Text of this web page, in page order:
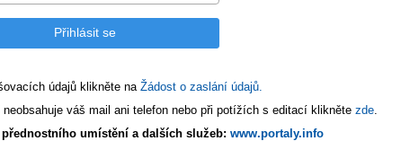
údajů klikněte na Žádost o zaslání údajů.
váš mail ani telefon nebo při potížích s editací klikněte zde
umístění a dalších služeb: www.portaly.info